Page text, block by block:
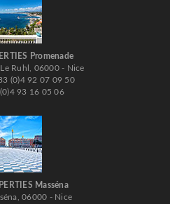
Promenade
Ruhl, 06000 - Nice
(0)4 92 07 09 50
93 16 05 06
Masséna
06000 - Nice